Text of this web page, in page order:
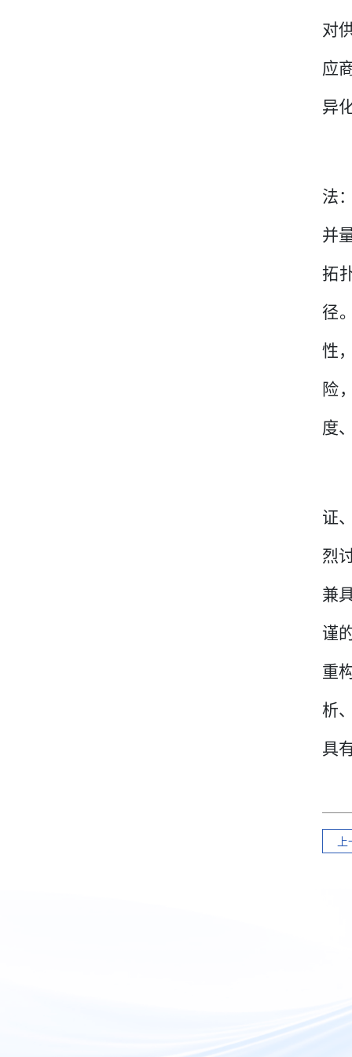
对
应
异
法
并
拓
径
性
险
度
证
烈
兼
谨
重
析
具